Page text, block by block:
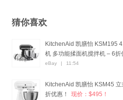
猜你喜欢
KitchenAid 凯膳怡 KSM195
机 多功能揉面机搅拌机 – 6折
eBay | 11:54
KitchenAid 凯膳怡 KSM45
折优惠！
现价：$495！